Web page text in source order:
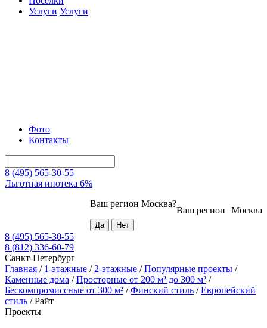
Услуги Услуги
Фото
Контакты
8 (495) 565-30-55
Льготная ипотека 6%
Москва
Ваш регион
Ваш регион Москва?
8 (495) 565-30-55
8 (812) 336-60-79
Санкт-Петербург
Главная / 1-этажные / 2-этажные /Популярные проекты /
Каменные дома /Просторные от 200 м² до 300 м² /
Бескомпромиссные от 300 м² /Финский стиль /Европейский
стиль /Райт
Проекты